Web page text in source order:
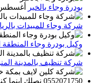
بودرة وجاء بالخبر أغسطس 5,
شركة وجاء للمبيدات
وكيل بودرة وجاء المنطقة
شركة تنظيف بالمدينة